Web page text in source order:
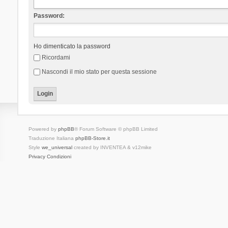
Password:
Ho dimenticato la password
Ricordami
Nascondi il mio stato per questa sessione
Powered by phpBB® Forum Software © phpBB Limited
Traduzione Italiana phpBB-Store.it
Style we_universalcreated by INVENTEA & v12mike
Privacy Condizioni